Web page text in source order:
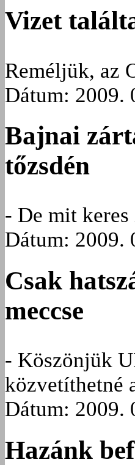
Vizet
Reméljük, az
Dátum: 2009.
Bajnai
tőzsdén
- De mit
Dátum: 2009.
Csak
meccse
- Köszönjük
közvetíthetné
Dátum: 2009.
Hazánk